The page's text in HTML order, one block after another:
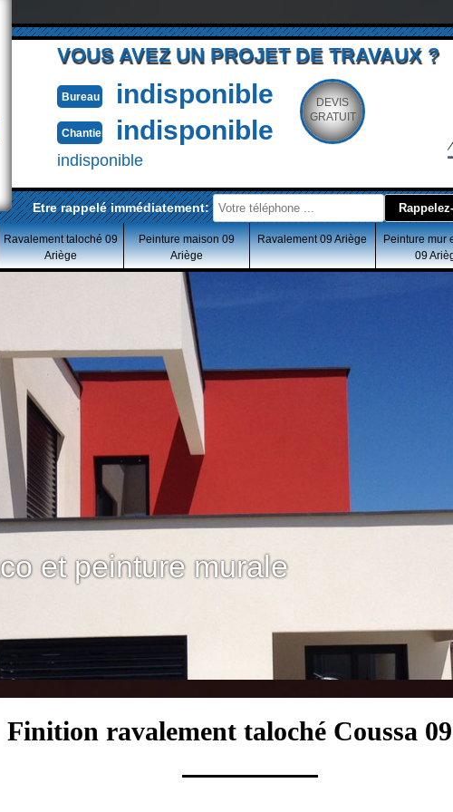
VOUS AVEZ UN PROJET DE TRAVAUX ?
Bureau indisponible
Chantier indisponible
indisponible
DEVIS
GRATUIT
Etre rappelé immédiatement:
Ravalement taloché 09
Ariège
Peinture maison 09
Ariège
Ravalement 09 Ariège
Peinture mur
09
et peinture murale
Finition ravalement taloché Coussa